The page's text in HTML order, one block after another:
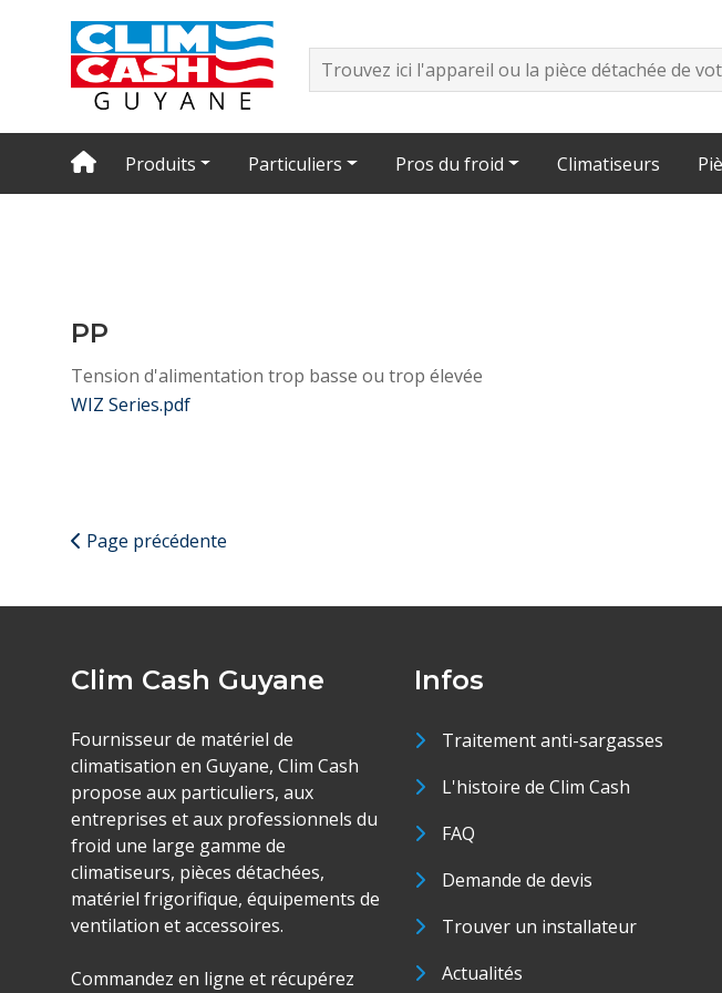
Produits Particuliers Pros du froid Climatiseurs
PP
Tension d'alimentation trop basse ou trop élevée
WIZ Series.pdf
Page précédente
Clim Cash Guyane
Fournisseur de matériel de
climatisation en Guyane, Clim Cash
propose aux particuliers, aux
entreprises et aux professionnels du
froid une large gamme de
climatiseurs, pièces détachées,
matériel frigorifique, équipements de
ventilation et accessoires.
Commandez en ligne et récupérez
Infos
Traitement anti-sargasses
L'histoire de Clim Cash
FAQ
Demande de devis
Trouver un installateur
Actualités